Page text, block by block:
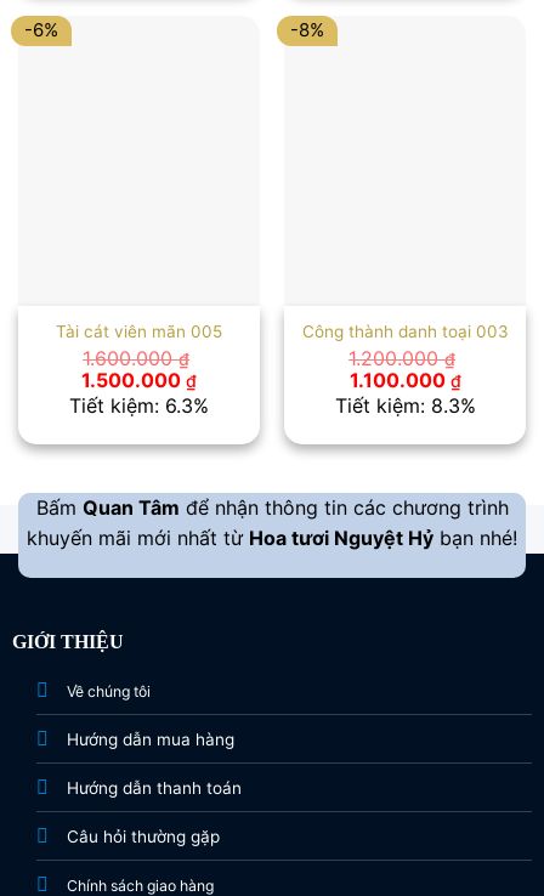
-6%
Tài cát viên mãn 005
1.600.000₫
Giá
gốc
là:
1.500.000 ₫Giá
hiện
tại
1.500.000 ₫.
Tiết kiệm: 6.3%
-8%
Công thành danh toại 003
1.200.000₫
Giá
gốc
là:
1.100.000 ₫Giá
hiện
tại
Tiết kiệm: 8.3%
Bấm Quan Tâm để nhận thông tin các chương trình
khuyến mãi mới nhất từ Hoa tươi Nguyệt Hỷ bạn nhé!
GIỚI THIỆU
Về chúng tôi
Hướng dẫn mua hàng
Hướng dẫn thanh toán
Câu hỏi thường gặp
Chính sách giao hàng